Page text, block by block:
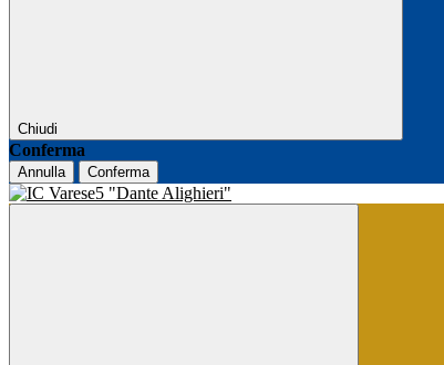
Chiudi
Conferma
Annulla Conferma